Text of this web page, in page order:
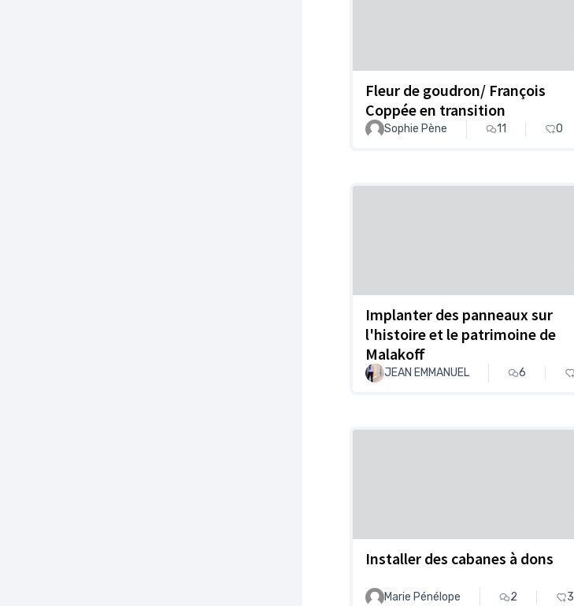
Fleur de goudron/ François
Coppée en transition
Sophie Pène 11 0
Implanter des panneaux sur
l'histoire et le patrimoine de
Malakoff
JEAN EMMANUEL 6
Installer des cabanes à dons
Marie Pénélope 2 3